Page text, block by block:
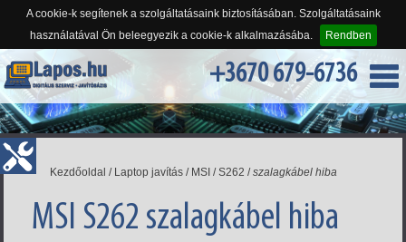
A cookie-k segítenek a szolgáltatásaink biztosításában. Szolgáltatásaink
használatával Ön beleegyezik a cookie-k alkalmazásába.
Rendben
+3670 679-6736
Kezdőoldal / Laptop javítás / MSI /S262 /szalagkábel hiba
MSI S262 szalagkábel hiba